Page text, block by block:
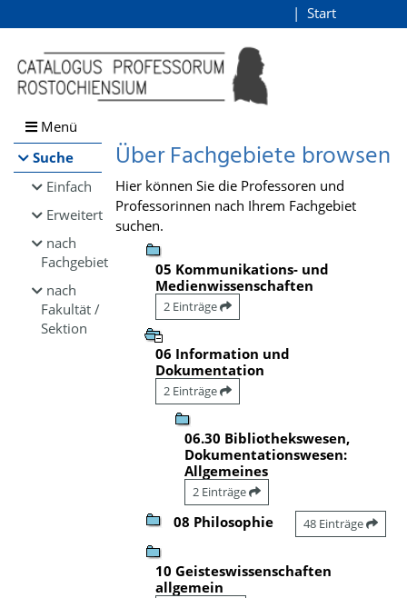
Browsen
direkt zum Inhalt
Start
Menü
Suche
Einfach
Erweitert
nach
Fachgebiet
nach
Fakultät /
Sektion
Über Fachgebiete browsen
Hier können Sie die Professoren und
Professorinnen nach Ihrem Fachgebiet
suchen.
05 Kommunikations- und
Medienwissenschaften
2 Einträge
06 Information und
Dokumentation
2 Einträge
06.30 Bibliothekswesen,
Dokumentationswesen:
Allgemeines
2 Einträge
08 Philosophie 48 Einträge
10 Geisteswissenschaften
allgemein